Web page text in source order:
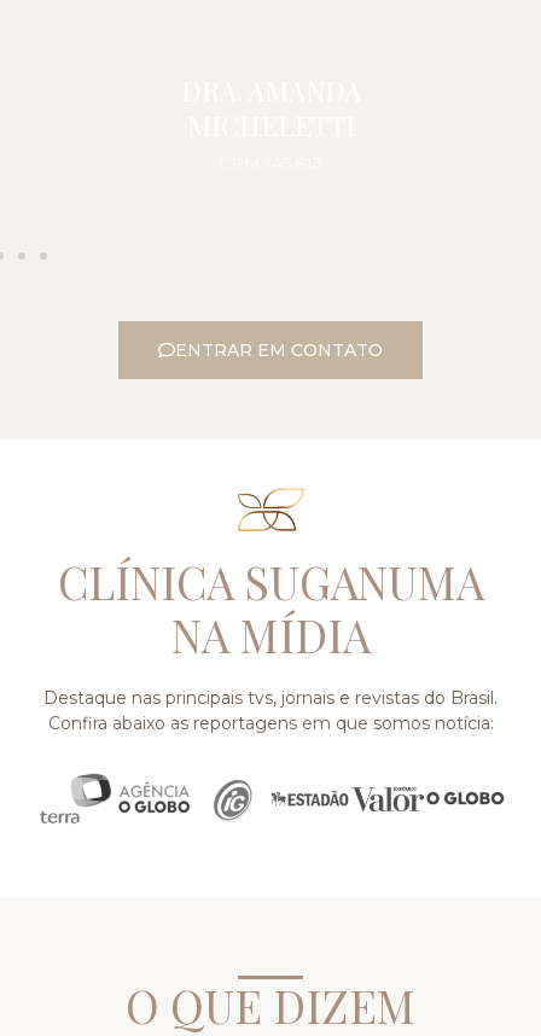
ENTRAR EM CONTATO
CLÍNICA SUGANUMA
NA MÍDIA
Destaque nas principais tvs, jornais e revistas do Brasil.
Confira abaixo as reportagens em que somos notícia:
O QUE DIZEM